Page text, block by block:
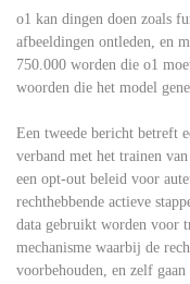
o1 kan dingen doen zoals
afbeeldingen ontleden, en
750.000 worden die o1
woorden die het model
Een tweede bericht betreft
verband met het trainen
een opt-out beleid voor
rechthebbende actieve
data gebruikt worden voor
mechanisme waarbij de
voorbehouden, en zelf gaan